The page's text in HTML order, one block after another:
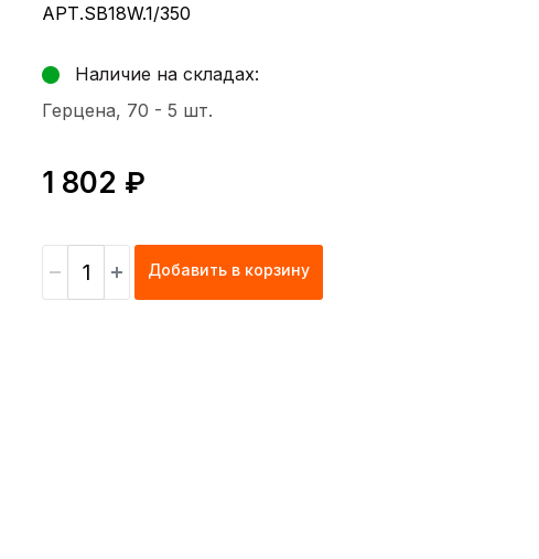
АРТ.SB18W.1/350
Наличие на складах:
Герцена, 70 - 5 шт.
1 802 ₽
Добавить в корзину